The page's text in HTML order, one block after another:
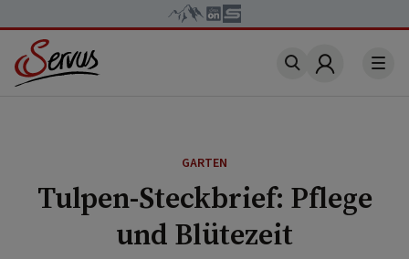
Account
GARTEN
Tulpen-Steckbrief: Pflege
und Blütezeit